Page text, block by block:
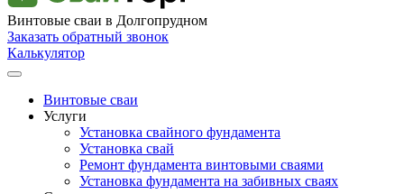
Винтовые сваи в Долгопрудном
Заказать обратный звонок
Калькулятор
Винтовые сваи
Услуги
Установка свайного фундамента
Установка свай
Ремонт фундамента винтовыми сваями
Установка фундамента на забивных сваях